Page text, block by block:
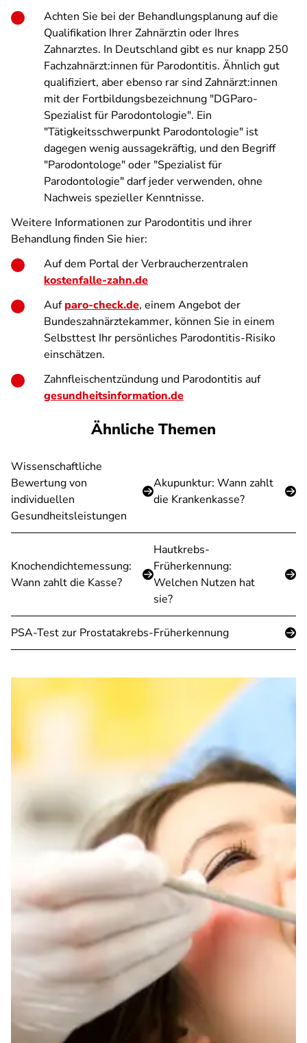
Achten Sie bei der Behandlungsplanung auf die
Qualifikation Ihrer Zahnärztin oder Ihres
Zahnarztes. In Deutschland gibt es nur knapp 250
Fachzahnärzt:innen für Parodontitis. Ähnlich gut
qualifiziert, aber ebenso rar sind Zahnärzt:innen
mit der Fortbildungsbezeichnung "DGParo-
Spezialist für Parodontologie". Ein
"Tätigkeitsschwerpunkt Parodontologie" ist
dagegen wenig aussagekräftig, und den Begriff
"Parodontologe" oder "Spezialist für
Parodontologie" darf jeder verwenden, ohne
Nachweis spezieller Kenntnisse.
Weitere Informationen zur Parodontitis und ihrer
Behandlung finden Sie hier:
Auf dem Portal der Verbraucherzentralen
kostenfalle-zahn.de
Aufparo-check.de, einem Angebot der
Bundeszahnärztekammer, können Sie in einem
Selbsttest Ihr persönliches Parodontitis-Risiko
einschätzen.
Zahnfleischentzündung und Parodontitis auf
gesundheitsinformation.de
Ähnliche Themen
Wissenschaftliche
Bewertung von
individuellen
Gesundheitsleistungen
Akupunktur: Wann zahlt
die Krankenkasse?
Knochendichtemessung:
Wann zahlt die Kasse?
Hautkrebs-
Früherkennung:
Welchen Nutzen hat
sie?
PSA-Test zur Prostatakrebs-Früherkennung